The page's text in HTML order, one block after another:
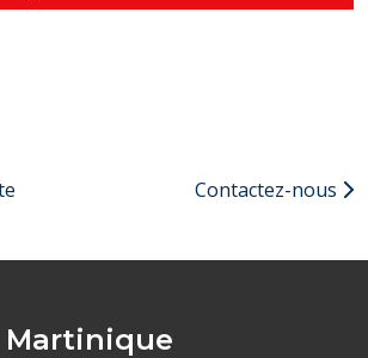
Contactez-nous
Martinique